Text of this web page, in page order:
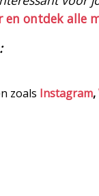
ontdek alle
zoals Instagram,